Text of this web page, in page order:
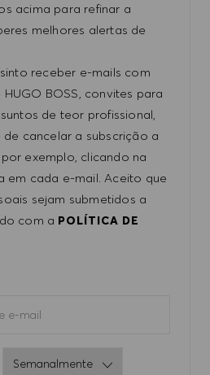
acima para refinar a
melhores alertas de
receber e-mails com
BOSS, convites para
de teor profissional,
cancelar a subscrição a
exemplo, clicando na
em cada e-mail. Aceito que
sejam submetidos a
com a POLÍTICA DE